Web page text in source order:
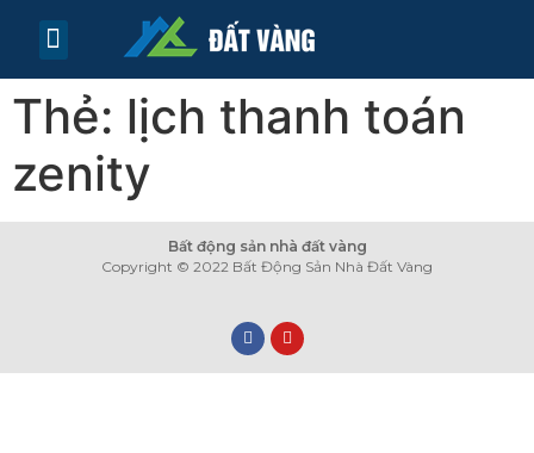
Thẻ: lịch thanh toán
zenity
Bất động sản nhà đất vàng
Copyright © 2022 Bất Động Sản Nhà Đất Vàng